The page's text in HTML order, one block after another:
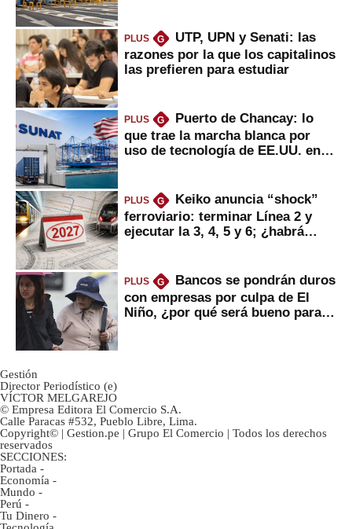
PLUS G
UTP, UPN y Senati: las
razones por la que los capitalinos
las prefieren para estudiar
PLUS G
Puerto de Chancay: lo
que trae la marcha blanca por
uso de tecnología de EE.UU. en
PLUS G
Keiko anuncia “shock”
ferroviario: terminar Línea 2 y
ejecutar la 3, 4, 5 y 6; ¿habrá
PLUS G
Bancos se pondrán duros
con empresas por culpa de El
Niño, ¿por qué será bueno para
Gestión
Director Periodístico (e)
VÍCTOR MELGAREJO
© Empresa Editora El Comercio S.A.
Calle Paracas #532, Pueblo Libre, Lima.
Copyright© | Gestion.pe | Grupo El Comercio | Todos los derechos
reservados
SECCIONES:
Portada -
Economía -
Mundo -
Perú -
Tu Dinero -